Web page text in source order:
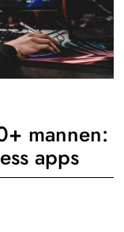
mannen:
apps